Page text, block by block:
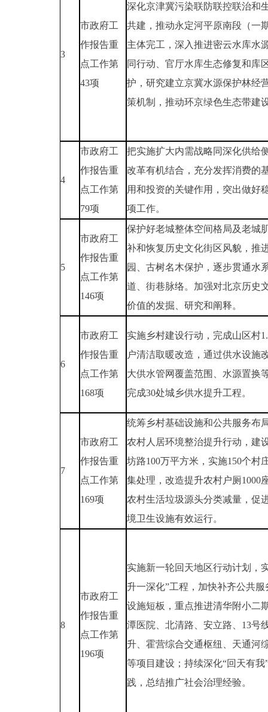
3
市政府工
作报告重
点工作第
43项
深化京津冀污染联防联控联治和
共建，推动永定河平原南段（一
主体完工，深入推进密云水库水
同行动、官厅水库生态修复和库
护，研究建立京冀水源保护林经
策机制，推动环京绿色生态带建
4
市政府工
作报告重
点工作第
79项
把实施扩大内需战略同深化供给
改革有机结合，充分发挥消费的
用和投资的关键作用，突出做好
项工作。
5
市政府工
作报告重
点工作第
146项
保护好老城整体空间格局及老城
补和恢复历史文化街区风貌，推
园、古树名木保护，逐步贯通水
道、街巷脉络。加强对北京历史
价值的发掘、研究和阐释。
6
市政府工
作报告重
点工作第
168项
实施乡村建设行动，完成山区村
户清洁取暖改造，通过供水设施
大供水管网覆盖范围、水源置换
完成30处城乡供水提升工程。
7
市政府工
作报告重
点工作第
169项
统筹乡村基础设施和公共服务布
农村人居环境整治提升行动，建
坊路100万平方米，实施150个村
集处理，改造提升农村户厕1000
农村生活垃圾源头分类减量，促
境卫生设施有效运行。
8
市政府工
作报告重
点工作第
196项
实施新一轮回天地区行动计划，
升一深化”工程，加快补齐公共服
设施短板，重点推进清华附小二
潭医院、北清路、安立路、13号
升、霍营综合交通枢纽、天通河
等项目建设；持续深化“回天有我
践，总结推广社会治理经验。